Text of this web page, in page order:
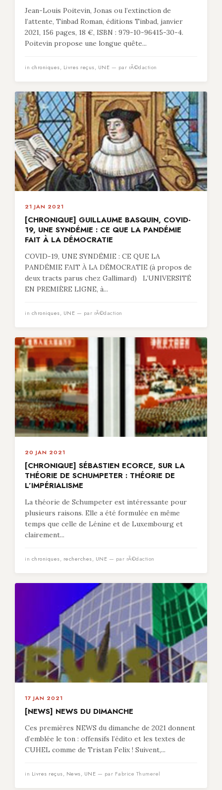
Jean-Louis Poitevin, Jonas ou l’extinction de
l’attente, Tinbad Roman, éditions Tinbad, janvier
2021, 156 pages, 18 €, ISBN : 979-10-96415-30-4.
Poitevin propose une longue quête...
in chroniques, Livres reçus, UNE — par rÃ©daction
21 JAN 2021
[CHRONIQUE] GUILLAUME BASQUIN, COVID-
19, UNE SYNDÉMIE : CE QUE LA PANDÉMIE
FAIT À LA DÉMOCRATIE
COVID-19, UNE SYNDÉMIE : CE QUE LA
PANDÉMIE FAIT À LA DÉMOCRATIE (à propos de
deux tracts parus chez Gallimard) L’UNIVERSITÉ
EN PREMIÈRE LIGNE, à...
in chroniques, UNE — par rÃ©daction
20 JAN 2021
[CHRONIQUE] SÉBASTIEN ECORCE, SUR LA
THÉORIE DE SCHUMPETER : THÉORIE DE
L’IMPÉRIALISME
La théorie de Schumpeter est intéressante pour
plusieurs raisons. Elle a été formulée en même
temps que celle de Lénine et de Luxembourg et
clairement...
in chroniques, recherches, UNE — par rÃ©daction
17 JAN 2021
[NEWS] NEWS DU DIMANCHE
Ces premières NEWS du dimanche de 2021 donnent
d’emblée le ton : offensifs l’édito et les textes de
CUHEL comme de Tristan Felix ! Suivent,...
in Livres reçus, News, UNE — par Fabrice Thumerel